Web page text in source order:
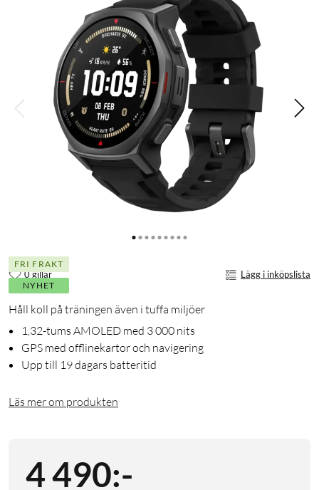
FRI FRAKT
NYHET
0 gillar Lägg i inköpslista
Håll koll på träningen även i tuffa miljöer
1,32-tums AMOLED med 3 000 nits
GPS med offlinekartor och navigering
Upp till 19 dagars batteritid
Läs mer om produkten
4 490:-